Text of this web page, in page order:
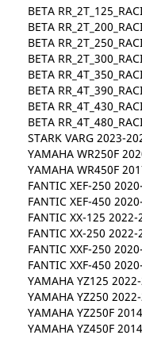
BETA
BETA
BETA
BETA
BETA
BETA
BETA
BETA
STARK VARG 2023-
YAMAHA WR250F
YAMAHA WR450F
FANTIC XEF-250
FANTIC XEF-450
FANTIC XX-125 2022-
FANTIC XX-250 2022-
FANTIC XXF-250
FANTIC XXF-450
YAMAHA YZ125
YAMAHA YZ250
YAMAHA YZ250F
YAMAHA YZ450F